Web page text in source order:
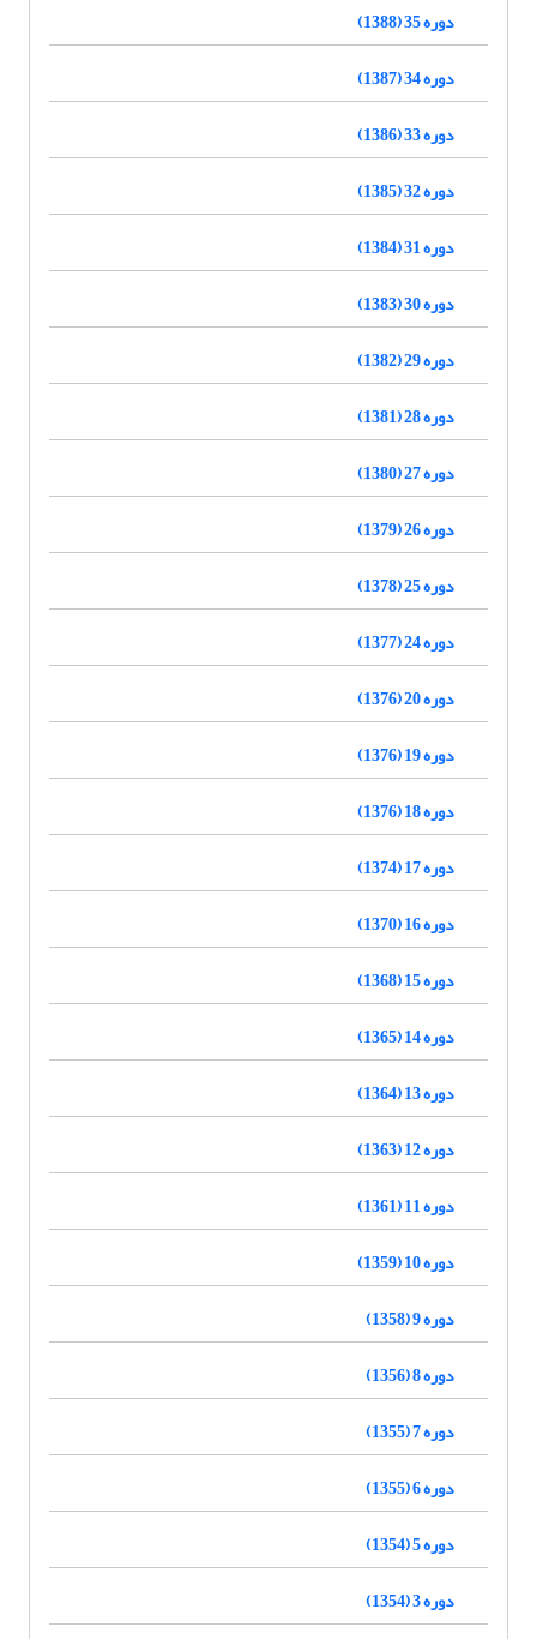
دوره 35 (1388)
دوره 34 (1387)
دوره 33 (1386)
دوره 32 (1385)
دوره 31 (1384)
دوره 30 (1383)
دوره 29 (1382)
دوره 28 (1381)
دوره 27 (1380)
دوره 26 (1379)
دوره 25 (1378)
دوره 24 (1377)
دوره 20 (1376)
دوره 19 (1376)
دوره 18 (1376)
دوره 17 (1374)
دوره 16 (1370)
دوره 15 (1368)
دوره 14 (1365)
دوره 13 (1364)
دوره 12 (1363)
دوره 11 (1361)
دوره 10 (1359)
دوره 9 (1358)
دوره 8 (1356)
دوره 7 (1355)
دوره 6 (1355)
دوره 5 (1354)
دوره 3 (1354)